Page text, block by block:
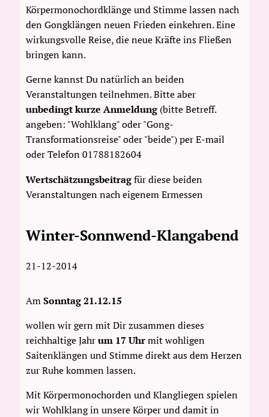
Körpermonochordklänge und Stimme lassen nach
den Gongklängen neuen Frieden einkehren. Eine
wirkungsvolle Reise, die neue Kräfte ins Fließen
bringen kann.
Gerne kannst Du natürlich an beiden
Veranstaltungen teilnehmen. Bitte aber
unbedingt kurze Anmeldung(bitte Betreff.
angeben: "Wohlklang" oder "Gong-
Transformationsreise" oder "beide") per E-mail
oder Telefon 01788182604
Wertschätzungsbeitragfür diese beiden
Veranstaltungen nach eigenem Ermessen
Winter-Sonnwend-Klangabend
21-12-2014
AmSonntag 21.12.15
wollen wir gern mit Dir zusammen dieses
reichhaltige Jahrum 17 Uhrmit wohligen
Saitenklängen und Stimme direkt aus dem Herzen
zur Ruhe kommen lassen.
Mit Körpermonochorden und Klangliegen spielen
wir Wohlklang in unsere Körper und damit in